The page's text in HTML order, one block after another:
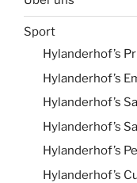
Sport
Hylanderhof’s
Hylanderhof’s
Hylanderhof’s
Hylanderhof’s
Hylanderhof’s
Hylanderhof’s